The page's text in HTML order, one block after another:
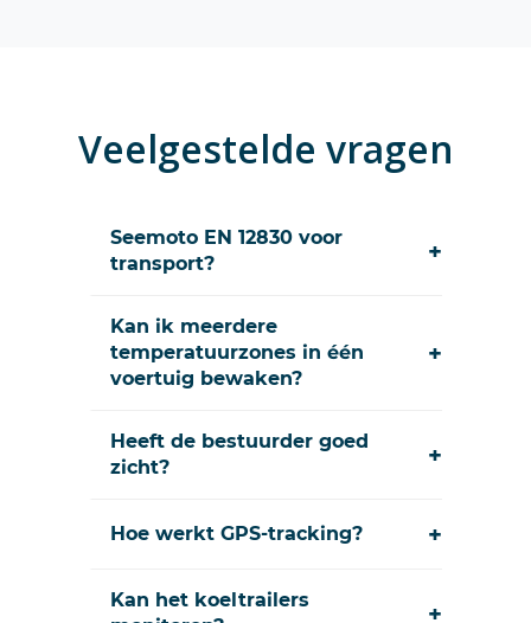
Veelgestelde vragen
Seemoto EN 12830 voor
transport?
+
Kan ik meerdere
temperatuurzones in één
voertuig bewaken?
+
Heeft de bestuurder goed
zicht?
+
Hoe werkt GPS-tracking? +
Kan het koeltrailers
+